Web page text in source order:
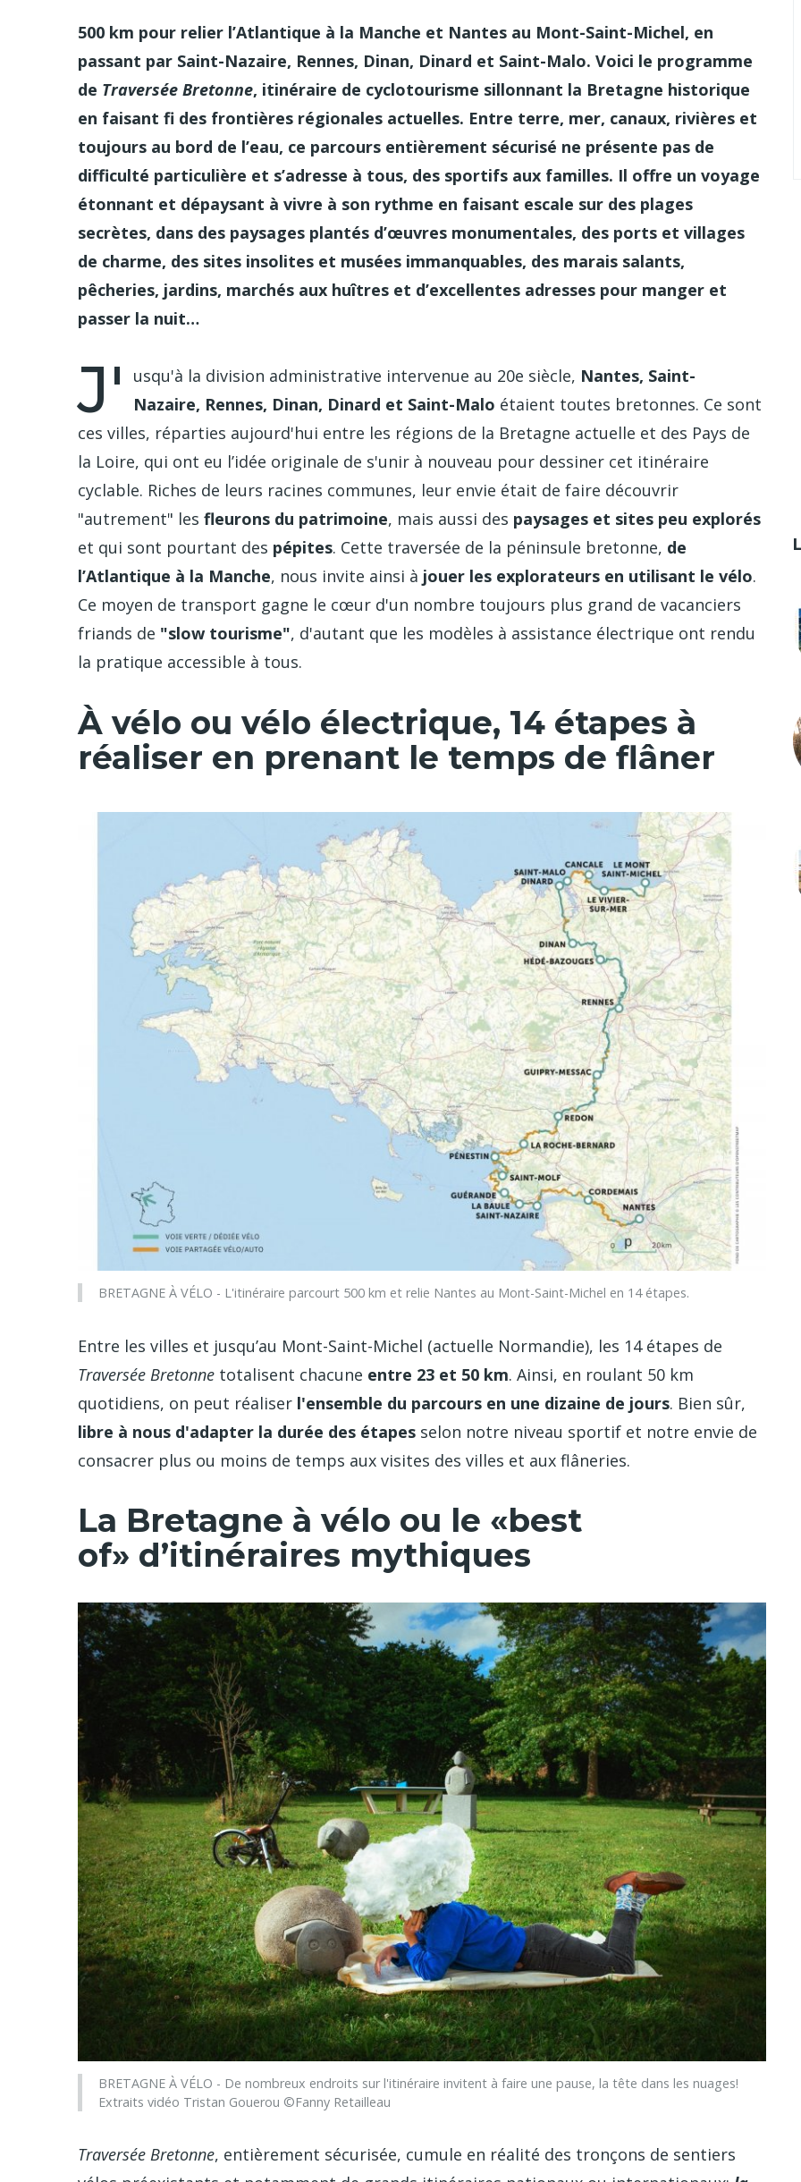
500 km pour relier l’Atlantique à la Manche et Nantes au Mont-Saint-Michel, en
passant par Saint-Nazaire, Rennes, Dinan, Dinard et Saint-Malo. Voici le programme
de Traversée Bretonne, itinéraire de cyclotourisme sillonnant la Bretagne historique
en faisant fi des frontières régionales actuelles. Entre terre, mer, canaux, rivières et
toujours au bord de l’eau, ce parcours entièrement sécurisé ne présente pas de
difficulté particulière et s’adresse à tous, des sportifs aux familles. Il offre un voyage
étonnant et dépaysant à vivre à son rythme en faisant escale sur des plages
secrètes, dans des paysages plantés d’œuvres monumentales, des ports et villages
de charme, des sites insolites et musées immanquables, des marais salants,
pêcheries, jardins, marchés aux huîtres et d’excellentes adresses pour manger et
passer la nuit…
J' usqu'à la division administrative intervenue au 20e siècle, Nantes, Saint-
Nazaire, Rennes, Dinan, Dinard et Saint-Malo étaient toutes bretonnes. Ce sont
ces villes, réparties aujourd'hui entre les régions de la Bretagne actuelle et des Pays de
la Loire, qui ont eu l’idée originale de s'unir à nouveau pour dessiner cet itinéraire
cyclable. Riches de leurs racines communes, leur envie était de faire découvrir
"autrement" les fleurons du patrimoine, mais aussi des paysages et sites peu explorés
et qui sont pourtant des pépites. Cette traversée de la péninsule bretonne, de
l’Atlantique à la Manche, nous invite ainsi à jouer les explorateurs en utilisant le vélo.
Ce moyen de transport gagne le cœur d'un nombre toujours plus grand de vacanciers
friands de "slow tourisme", d'autant que les modèles à assistance électrique ont rendu
la pratique accessible à tous.
À vélo ou vélo électrique, 14 étapes à
réaliser en prenant le temps de flâner
BRETAGNE À VÉLO - L'itinéraire parcourt 500 km et relie Nantes au Mont-Saint-Michel en 14 étapes.
Entre les villes et jusqu’au Mont-Saint-Michel (actuelle Normandie), les 14 étapes de
Traversée Bretonne totalisent chacune entre 23 et 50 km. Ainsi, en roulant 50 km
quotidiens, on peut réaliser l'ensemble du parcours en une dizaine de jours. Bien sûr,
libre à nous d'adapter la durée des étapes selon notre niveau sportif et notre envie de
consacrer plus ou moins de temps aux visites des villes et aux flâneries.
La Bretagne à vélo ou le «best
of» d’itinéraires mythiques
BRETAGNE À VÉLO - De nombreux endroits sur l'itinéraire invitent à faire une pause, la tête dans les nuages!
Extraits vidéo Tristan Gouerou ©Fanny Retailleau
Traversée Bretonne, entièrement sécurisée, cumule en réalité des tronçons de sentiers